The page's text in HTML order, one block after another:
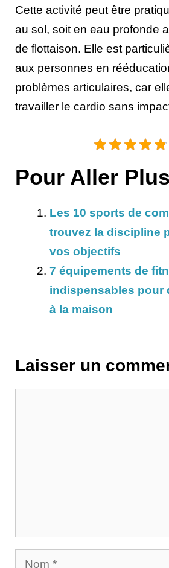
Cette activité peut être
au sol, soit en eau profonde
de flottaison. Elle est
aux personnes en
problèmes articulaires, car
travailler le cardio sans
Pour Aller
Les 10 sports de
trouvez la discipline
vos objectifs
7 équipements de
indispensables pour
à la maison
Laisser un
Nom